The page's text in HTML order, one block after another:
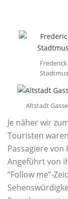
Altstadt
Je näher wir
Touristen
Passagiere
Angeführt von
”Follow me”-